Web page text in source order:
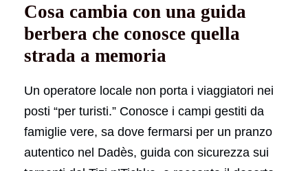
Cosa cambia con una guida
berbera che conosce quella
strada a memoria
Un operatore locale non porta i viaggiatori nei
posti “per turisti.” Conosce i campi gestiti da
famiglie vere, sa dove fermarsi per un pranzo
autentico nel Dadès, guida con sicurezza sui